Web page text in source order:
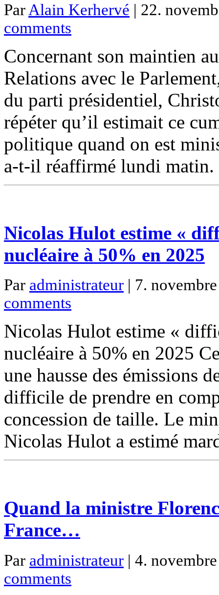
Par Alain Kerhervé | 22.
comments
Concernant son maintien
Relations avec le
du parti présidentiel,
répéter qu’il estimait ce
politique quand on est
a-t-il réaffirmé lundi
Nicolas Hulot estime «
nucléaire à 50% en 2025
Par administrateur | 7.
comments
Nicolas Hulot estime «
nucléaire à 50% en 2025
une hausse des émissions
difficile de prendre en
concession de taille. Le
Nicolas Hulot a estimé
Quand la ministre
France…
Par administrateur | 4.
comments